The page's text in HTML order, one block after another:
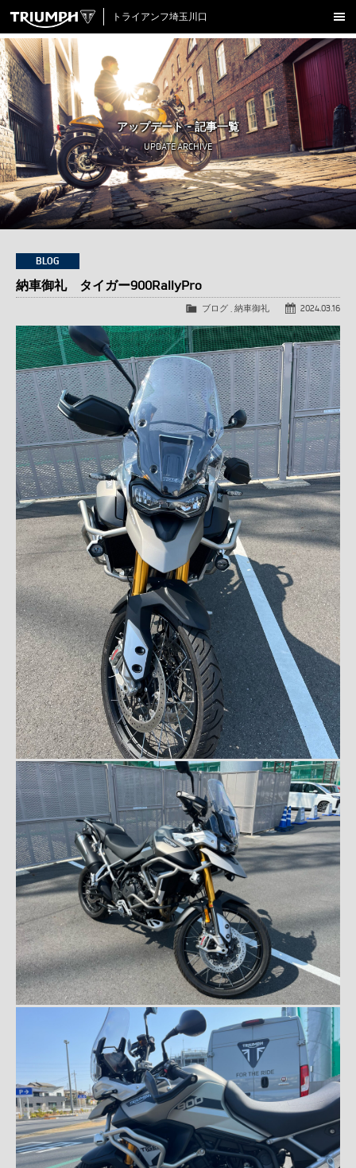
トライアンフ埼玉川口
新車在庫情報
試乗車一覧
認定中古車
アクセサリー
クロージング
アップデート
店舗情報
採用情報
TRIUMPH OFFICIAL SITE
LINE FacebookInstagram
X
アップデート - 記事一覧
UPDATE ARCHIVE
BLOG
納車御礼 タイガー900RallyPro
2024.03.16
ブログ ,納車御礼